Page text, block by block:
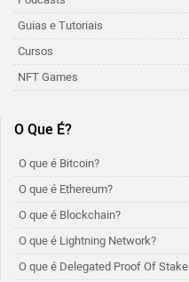
Guias e Tutoriais
Cursos
NFT Games
O Que É?
O que é Bitcoin?
O que é Ethereum?
O que é Blockchain?
O que é Lightning Network?
O que é Delegated Proof Of Stake